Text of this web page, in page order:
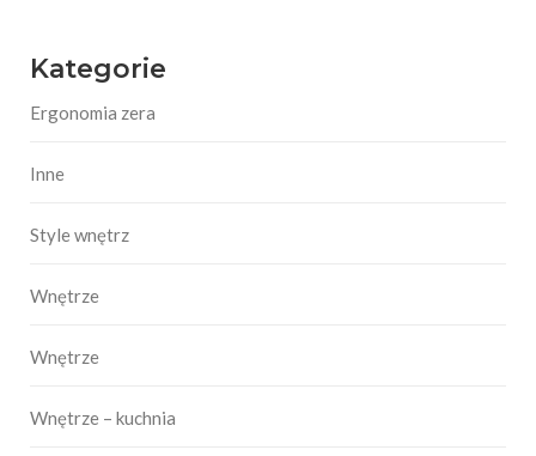
Kategorie
Ergonomia zera
Inne
Style wnętrz
Wnętrze
Wnętrze
Wnętrze – kuchnia